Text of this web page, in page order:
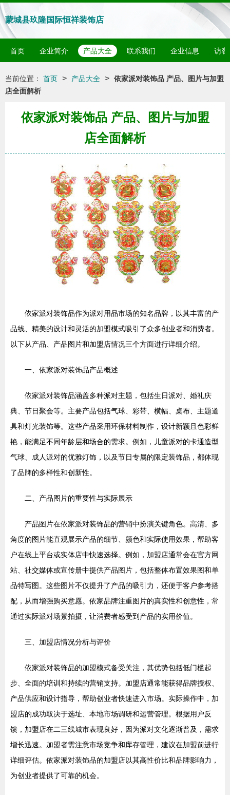
蒙城县玖隆国际恒祥装饰店
首页 企业简介 产品大全 联系我们 企业信息 访客
当前位置： 首页 > 产品大全 > 依家派对装饰品 产品、图片与加盟
店全面解析
依家派对装饰品 产品、图片与加盟
店全面解析
依家派对装饰品作为派对用品市场的知名品牌，以其丰富的产
品线、精美的设计和灵活的加盟模式吸引了众多创业者和消费者。
以下从产品、产品图片和加盟店情况三个方面进行详细介绍。
一、依家派对装饰品产品概述
依家派对装饰品涵盖多种派对主题，包括生日派对、婚礼庆
典、节日聚会等。主要产品包括气球、彩带、横幅、桌布、主题道
具和灯光装饰等。这些产品采用环保材料制作，设计新颖且色彩鲜
艳，能满足不同年龄层和场合的需求。例如，儿童派对的卡通造型
气球、成人派对的优雅灯饰，以及节日专属的限定装饰品，都体现
了品牌的多样性和创新性。
二、产品图片的重要性与实际展示
产品图片在依家派对装饰品的营销中扮演关键角色。高清、多
角度的图片能直观展示产品的细节、颜色和实际使用效果，帮助客
户在线上平台或实体店中快速选择。例如，加盟店通常会在官方网
站、社交媒体或宣传册中提供产品图片，包括整体布置效果图和单
品特写图。这些图片不仅提升了产品的吸引力，还便于客户参考搭
配，从而增强购买意愿。依家品牌注重图片的真实性和创意性，常
通过实际派对场景拍摄，让消费者感受到产品的实用价值。
三、加盟店情况分析与评价
依家派对装饰品的加盟模式备受关注，其优势包括低门槛起
步、全面的培训和持续的营销支持。加盟店通常能获得品牌授权、
产品供应和设计指导，帮助创业者快速进入市场。实际操作中，加
盟店的成功取决于选址、本地市场调研和运营管理。根据用户反
馈，加盟店在二三线城市表现良好，因为派对文化逐渐普及，需求
增长迅速。加盟者需注意市场竞争和库存管理，建议在加盟前进行
详细评估。依家派对装饰品的加盟店以其高性价比和品牌影响力，
为创业者提供了可靠的机会。